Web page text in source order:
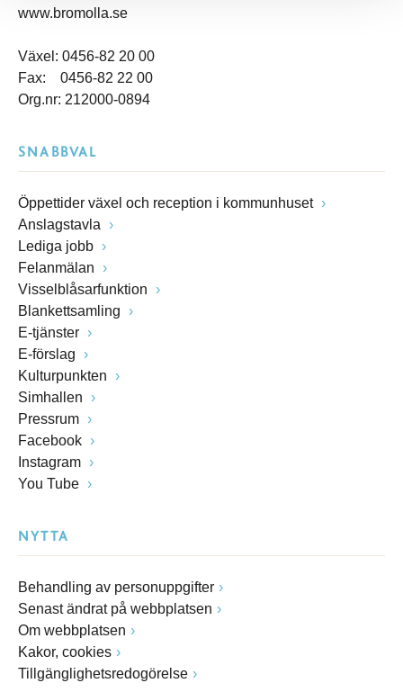
www.bromolla.se
Växel: 0456-82 20 00
Fax: 0456-82 22 00
Org.nr: 212000-0894
SNABBVAL
Öppettider växel och reception i kommunhuset
Anslagstavla
Lediga jobb
Felanmälan
Visselblåsarfunktion
Blankettsamling
E-tjänster
E-förslag
Kulturpunkten
Simhallen
Pressrum
Facebook
Instagram
You Tube
NYTTA
Behandling av personuppgifter
Senast ändrat på webbplatsen
Om webbplatsen
Kakor, cookies
Tillgänglighetsredogörelse